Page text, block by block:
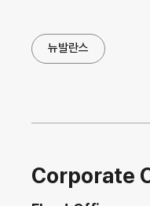
뉴발란스
Corporate